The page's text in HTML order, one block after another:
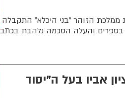
הזוהר "בני היכלא" התקבלה
בספרים והעלה הסכמה נלהבת בכתב
אביו בעל ה"יסוד